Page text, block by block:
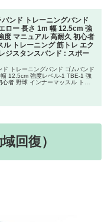
ンド トレーニングバンド
ロー 長さ 1m 幅 12.5cm 強
度 マニュアル 高耐久 初心者
ル トレーニング 筋トレ エク
ジスタンスバンド : スポー
トレーニングバンド ゴムバンド
12.5cm 強度レベル-1 TBE-1 強
者 野球 インナーマッスル トレ
回復）